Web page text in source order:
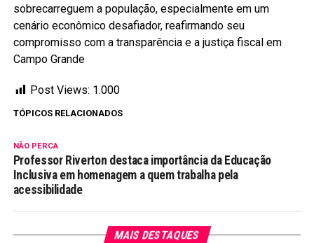
sobrecarreguem a população, especialmente em um
cenário econômico desafiador, reafirmando seu
compromisso com a transparência e a justiça fiscal em
Campo Grande
Post Views: 1.000
TÓPICOS RELACIONADOS
NÃO PERCA
Professor Riverton destaca importância da Educação
Inclusiva em homenagem a quem trabalha pela
acessibilidade
MAIS DESTAQUES